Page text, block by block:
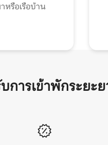
หรือเรือบ้าน
การเข้าพักระยะย